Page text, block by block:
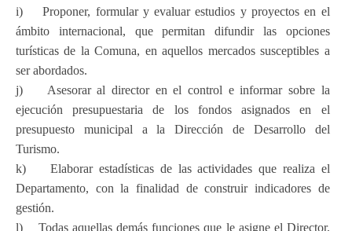
i) Proponer, formular y evaluar estudios y proyectos en el
ámbito internacional, que permitan difundir las opciones
turísticas de la Comuna, en aquellos mercados susceptibles a
ser abordados.
j) Asesorar al director en el control e informar sobre la
ejecución presupuestaria de los fondos asignados en el
presupuesto municipal a la Dirección de Desarrollo del
Turismo.
k) Elaborar estadísticas de las actividades que realiza el
Departamento, con la finalidad de construir indicadores de
gestión.
l) Todas aquellas demás funciones que le asigne el Director,